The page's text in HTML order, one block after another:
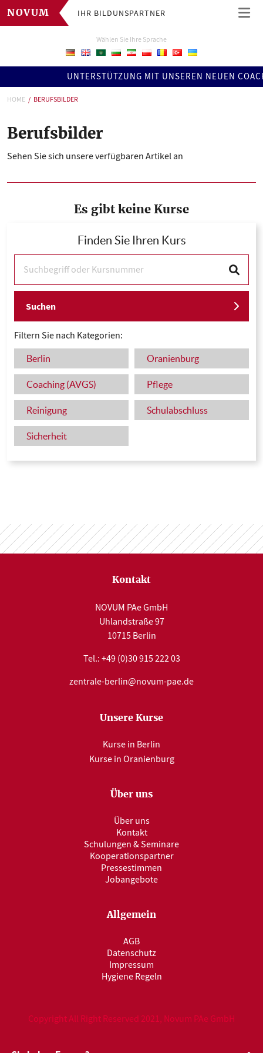
NOVUM IHR BILDUNSPARTNER
Wählen Sie Ihre Sprache
UNTERSTÜTZUNG MIT UNSEREN NEUEN
HOME BERUFSBILDER
Berufsbilder
Sehen Sie sich unsere verfügbaren Artikel an
Es gibt keine Kurse
Finden Sie Ihren Kurs
Suchen
Filtern Sie nach Kategorien:
Berlin Oranienburg
Coaching (AVGS) Pflege
Reinigung Schulabschluss
Sicherheit
Kontakt
NOVUM PAe GmbH
Uhlandstraße 97
10715 Berlin
Tel.: +49 (0)30 915 222 03
zentrale-berlin@novum-pae.de
Unsere Kurse
Kurse in Berlin
Kurse in Oranienburg
Über uns
Über uns
Kontakt
Schulungen & Seminare
Kooperationspartner
Pressestimmen
Jobangebote
Allgemein
AGB
Datenschutz
Impressum
Hygiene Regeln
Copyright All Right Reserved 2021, Novum PAe GmbH